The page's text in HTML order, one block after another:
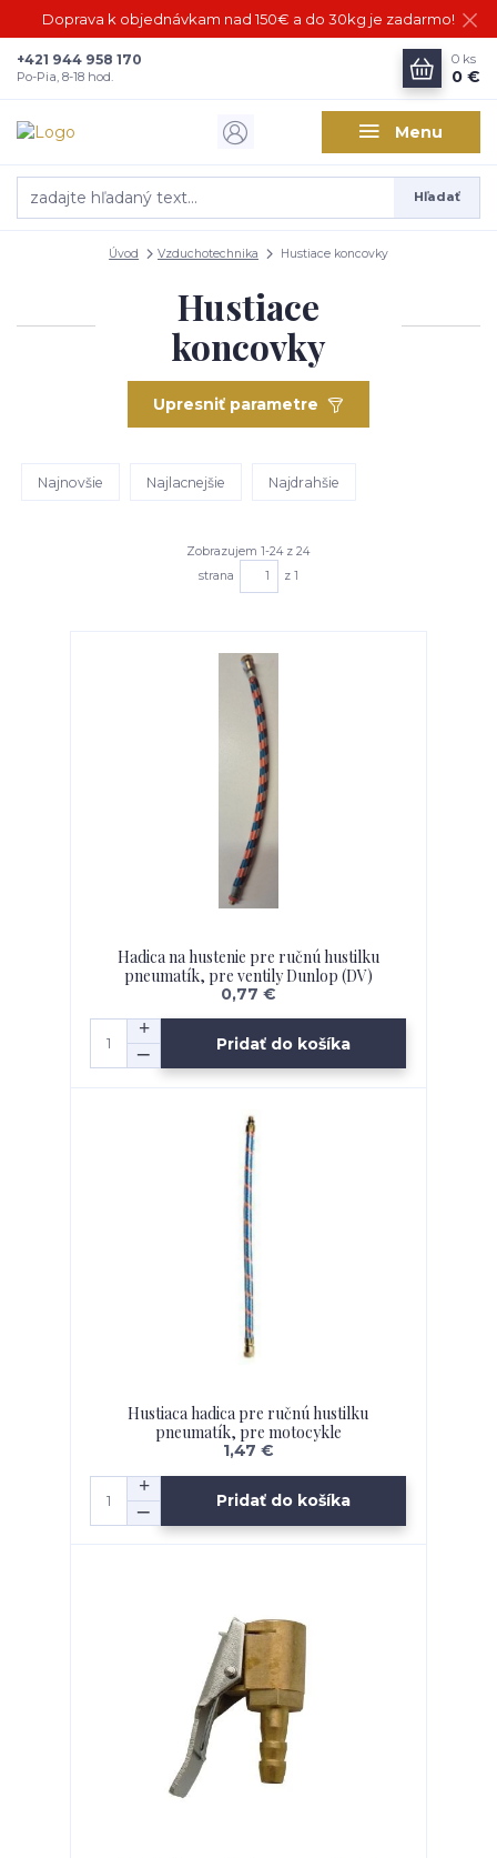
Doprava k objednávkam nad 150€ a do 30kg je zadarmo!
Menu
Hľadať
+421 944 958 170
Po-Pia, 8-18 hod.
0 ks
0 €
Úvod Vzduchotechnika Hustiace koncovky
Hustiace
koncovky
Upresniť parametre
Najnovšie Najlacnejšie Najdrahšie
Zobrazujem 1-24 z 24
strana
z 1
Hadica na hustenie pre ručnú hustilku
pneumatík, pre ventily Dunlop (DV)
0,77 €
Pridať do košíka
Hustiaca hadica pre ručnú hustilku
pneumatík, pre motocykle
1,47 €
Pridať do košíka